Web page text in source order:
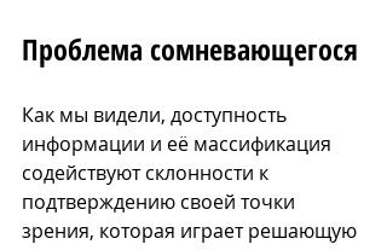
Проблема сомневающегося
Как мы видели, доступность
информации и её массификация
содействуют склонности к
подтверждению своей точки
зрения, которая играет решающую